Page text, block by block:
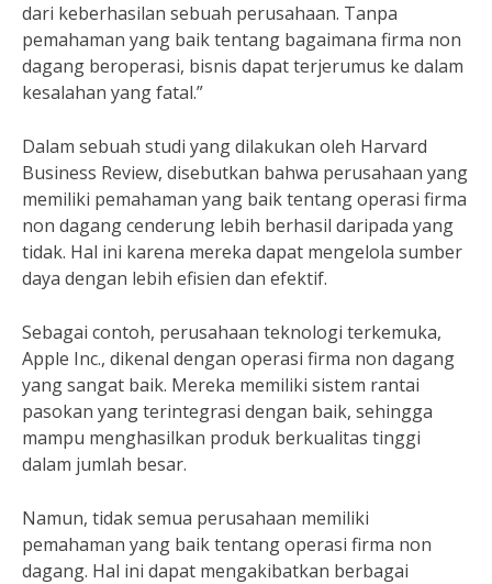
dari keberhasilan sebuah perusahaan. Tanpa
pemahaman yang baik tentang bagaimana firma non
dagang beroperasi, bisnis dapat terjerumus ke dalam
kesalahan yang fatal.”
Dalam sebuah studi yang dilakukan oleh Harvard
Business Review, disebutkan bahwa perusahaan yang
memiliki pemahaman yang baik tentang operasi firma
non dagang cenderung lebih berhasil daripada yang
tidak. Hal ini karena mereka dapat mengelola sumber
daya dengan lebih efisien dan efektif.
Sebagai contoh, perusahaan teknologi terkemuka,
Apple Inc., dikenal dengan operasi firma non dagang
yang sangat baik. Mereka memiliki sistem rantai
pasokan yang terintegrasi dengan baik, sehingga
mampu menghasilkan produk berkualitas tinggi
dalam jumlah besar.
Namun, tidak semua perusahaan memiliki
pemahaman yang baik tentang operasi firma non
dagang. Hal ini dapat mengakibatkan berbagai